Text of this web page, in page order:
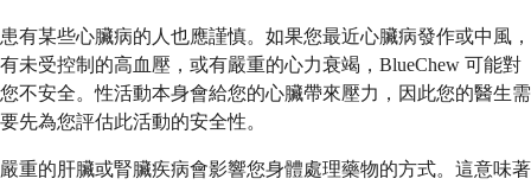
患有某些心臟病的人也應謹慎。如果您最近心臟病發作或中風，
有未受控制的高血壓，或有嚴重的心力衰竭，BlueChew 可能對
您不安全。性活動本身會給您的心臟帶來壓力，因此您的醫生需
要先為您評估此活動的安全性。
嚴重的肝臟或腎臟疾病會影響您身體處理藥物的方式。這意味著